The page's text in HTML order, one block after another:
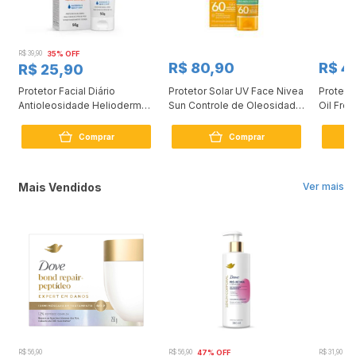
R$ 39,90 35% OFF
R$ 25,90
Protetor Facial Diário
Antioleosidade Helioderm
Comprar
R$ 80,90
Protetor Solar UV Face Nivea
Sun Controle de Oleosidade
Comprar
R$
Oil
Ver mais
Mais Vendidos
R$ 56,90 R$ 56,90 47% OFF R$ 31,90